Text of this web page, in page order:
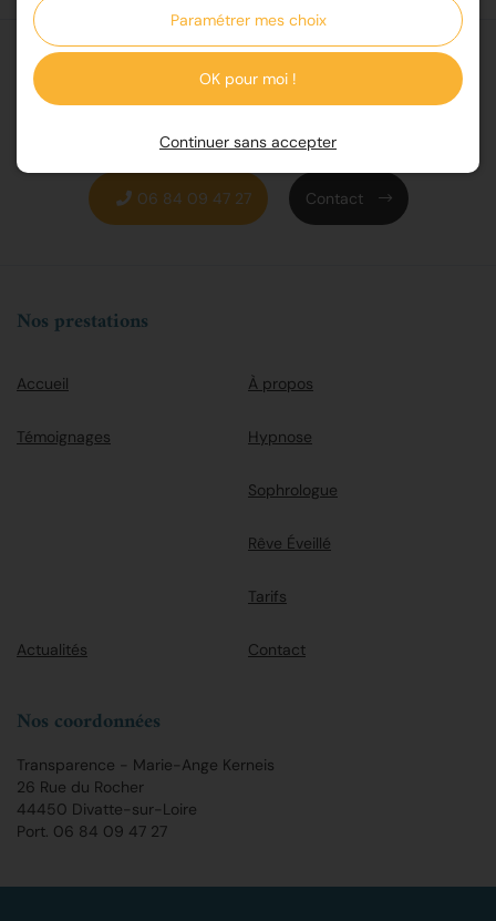
06 84 09 47 27 Contact
Nos prestations
Accueil À propos
Témoignages Hypnose
Sophrologue
Rêve Éveillé
Tarifs
Actualités Contact
Nos coordonnées
Transparence - Marie-Ange Kerneis
26 Rue du Rocher
44450 Divatte-sur-Loire
Port. 06 84 09 47 27
Paramétrer mes choix
OK pour moi !
Continuer sans accepter